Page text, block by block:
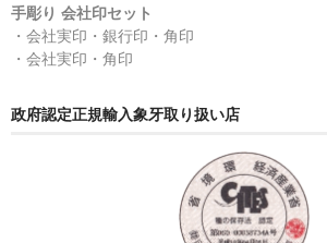
手彫り 会社印セット
・会社実印・銀行印・角印
・会社実印・角印
政府認定正規輸入象牙取り扱い店